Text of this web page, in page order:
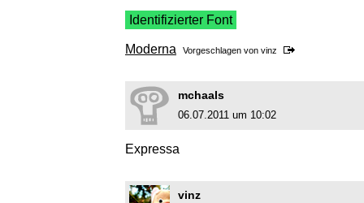
Identifizierter Font
Moderna Vorgeschlagen von vinz
mchaals
06.07.2011 um 10:02
Expressa
vinz